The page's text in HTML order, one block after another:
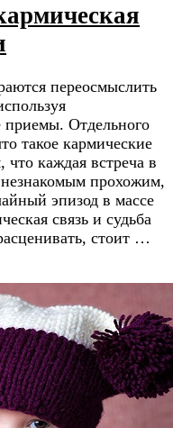
переосмыслить
приемы. Отдельного
такое кармические
каждая встреча в
прохожим,
эпизод в массе
связь и судьба
стоит …